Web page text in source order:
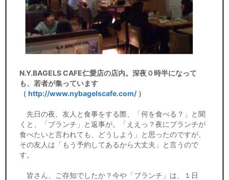
N.Y.BAGELS CAFE仁愛店の店内。深夜０時半になって
も、若者が集っています
（ http://www.nybagelscafe.com/）
先日の夜、友人と食事をする際、「何を食べる？」と聞
くと、「ブランチ」と返事が。「ええっ？夜にブランチが
食べたいと言われても、どうしよう」と思ったのですが、
その友人は「もう予約してあるから大丈夫」と言うので
す。
皆さん、ご存知でしたか？今や「ブランチ」は、１日